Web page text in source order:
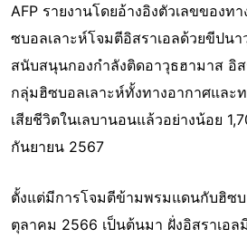
AFP รายงานโดยอ้างอิงตัวเลขของท
ซบอลเลาะห์โจมตีอิสราเอลด้วยขีปน
สนับสนุนกองกำลังติดอาวุธฮามาส อิ
กลุ่มฮิซบอลเลาะห์ทั้งทางอากาศแล
เสียชีวิตในเลบานอนแล้วอย่างน้อย
กันยายน 2567
ตั้งแต่มีการโจมตีข้ามพรมแดนกับฮิซบ
ตุลาคม 2566 เป็นต้นมา ฝั่งอิสราเอล